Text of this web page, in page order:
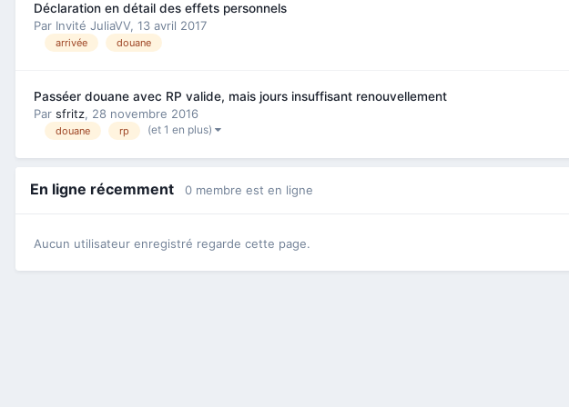
Déclaration en détail des effets personnels
Par Invité JuliaVV, 13 avril 2017
arrivée douane
Passéer douane avec RP valide, mais jours insuffisant renouvellement
Par sfritz, 28 novembre 2016
douane rp (et 1 en plus)
En ligne récemment 0 membre est en ligne
Aucun utilisateur enregistré regarde cette page.